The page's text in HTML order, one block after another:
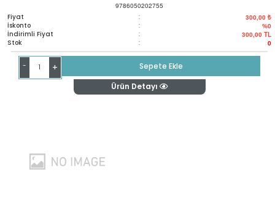
9786050202755
Fiyat : 300,00 ₺
İskonto : %0
İndirimli Fiyat : 300,00 TL
Stok : 0
- +
Sepete Ekle
Ürün Detayı